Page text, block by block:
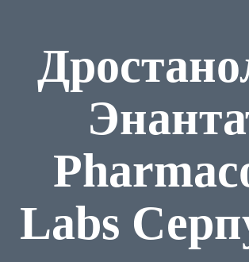
Labs